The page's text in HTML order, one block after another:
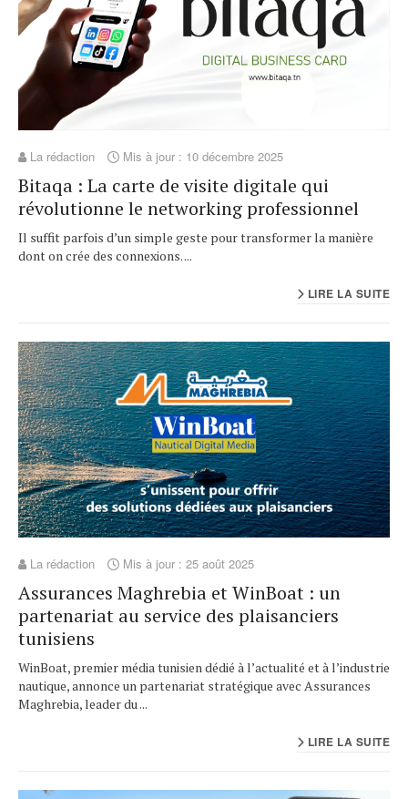
La rédaction Mis à jour : 10 décembre 2025
Bitaqa : La carte de visite digitale qui
révolutionne le networking professionnel
Il suffit parfois d’un simple geste pour transformer la manière
dont on crée des connexions. ...
LIRE LA SUITE
La rédaction Mis à jour : 25 août 2025
Assurances Maghrebia et WinBoat : un
partenariat au service des plaisanciers
tunisiens
WinBoat, premier média tunisien dédié à l’actualité et à l’industrie
nautique, annonce un partenariat stratégique avec Assurances
Maghrebia, leader du ...
LIRE LA SUITE